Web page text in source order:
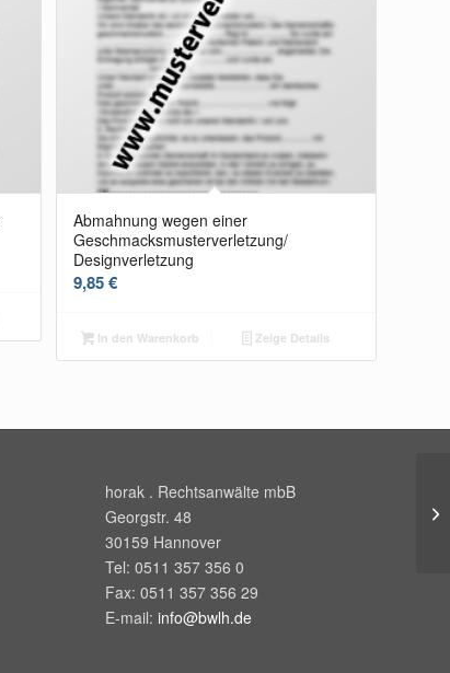
Abmahnung wegen einer
Geschmacksmusterverletzung/
Designverletzung
9,85€
In den Warenkorb Zeige Details
horak . Rechtsanwälte mbB
Georgstr. 48
30159 Hannover
Tel: 0511 357 356 0
Fax: 0511 357 356 29
E-mail: info@bwlh.de